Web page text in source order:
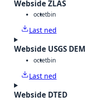
Webside ZLAS
octetbin
Last ned
Webside USGS DEM
octetbin
Last ned
Webside DTED